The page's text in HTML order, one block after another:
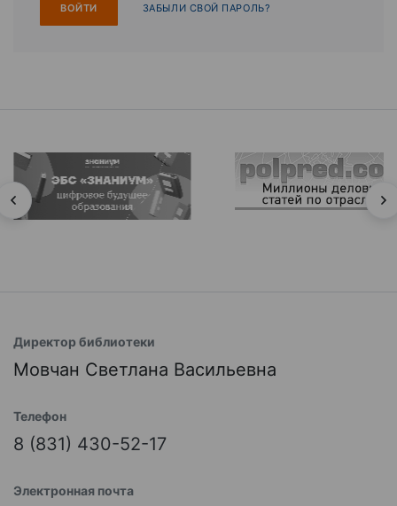
ЗАБЫЛИ СВОЙ ПАРОЛЬ?
Директор библиотеки
Мовчан Светлана Васильевна
Телефон
8 (831) 430-52-17
Электронная почта